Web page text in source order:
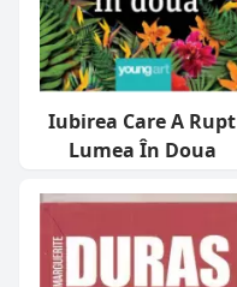
Iubirea Care A Rupt
Lumea În Doua